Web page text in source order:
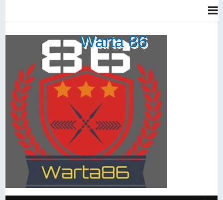
Warta 86